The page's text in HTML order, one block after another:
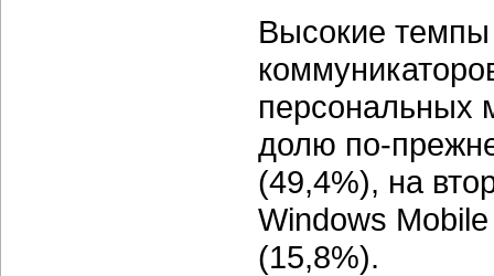
Высокие
персональных
долю по-
(49,4%), на
Windows
(15,8%).